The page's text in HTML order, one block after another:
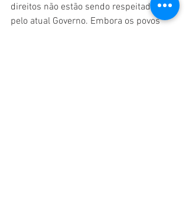
direitos não estão sendo respeitados
pelo atual Governo. Embora os povos